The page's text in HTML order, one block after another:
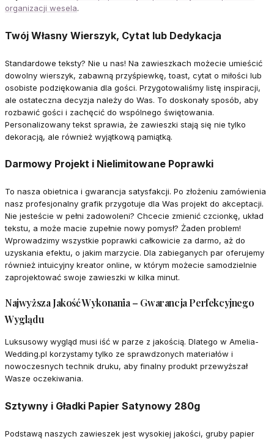
organizacji wesela.
Twój Własny Wierszyk, Cytat lub Dedykacja
Standardowe teksty? Nie u nas! Na zawieszkach możecie umieścić
dowolny wierszyk, zabawną przyśpiewkę, toast, cytat o miłości lub
osobiste podziękowania dla gości. Przygotowaliśmy listę inspiracji,
ale ostateczna decyzja należy do Was. To doskonały sposób, aby
rozbawić gości i zachęcić do wspólnego świętowania.
Personalizowany tekst sprawia, że zawieszki stają się nie tylko
dekoracją, ale również wyjątkową pamiątką.
Darmowy Projekt i Nielimitowane Poprawki
To nasza obietnica i gwarancja satysfakcji. Po złożeniu zamówienia
nasz profesjonalny grafik przygotuje dla Was projekt do akceptacji.
Nie jesteście w pełni zadowoleni? Chcecie zmienić czcionkę, układ
tekstu, a może macie zupełnie nowy pomysł? Żaden problem!
Wprowadzimy wszystkie poprawki całkowicie za darmo, aż do
uzyskania efektu, o jakim marzycie. Dla zabieganych par oferujemy
również intuicyjny kreator online, w którym możecie samodzielnie
zaprojektować swoje zawieszki w kilka minut.
Najwyższa Jakość Wykonania – Gwarancja Perfekcyjnego
Wyglądu
Luksusowy wygląd musi iść w parze z jakością. Dlatego w Amelia-
Wedding.pl korzystamy tylko ze sprawdzonych materiałów i
nowoczesnych technik druku, aby finalny produkt przewyższał
Wasze oczekiwania.
Sztywny i Gładki Papier Satynowy 280g
Podstawą naszych zawieszek jest wysokiej jakości, gruby papier